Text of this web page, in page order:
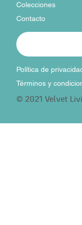
Colecciones
Contacto
© 2021 Velvet
Términos y
Política de